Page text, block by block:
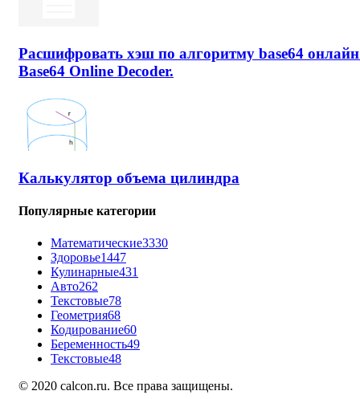
Расшифровать хэш по алгоритму base64
Base64 Online Decoder.
Калькулятор объема цилиндра
Популярные категории
Математические3330
Здоровье1447
Кулинарные431
Авто262
Текстовые78
Геометрия68
Кодирование60
Беременность49
Текстовые48
© 2020 calcon.ru. Все права защищены.